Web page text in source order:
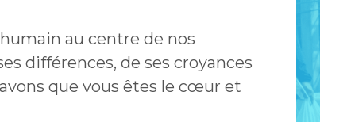
au centre de nos
différences, de ses croyances
que vous êtes le cœur et